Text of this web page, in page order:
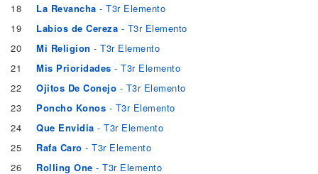
18
La Revancha - T3r Elemento
19
Labios de Cereza - T3r Elemento
20
Mi Religion - T3r Elemento
21
Mis Prioridades - T3r Elemento
22
Ojitos De Conejo - T3r Elemento
23
Poncho Konos - T3r Elemento
24
Que Envidia - T3r Elemento
25
Rafa Caro - T3r Elemento
26
Rolling One - T3r Elemento